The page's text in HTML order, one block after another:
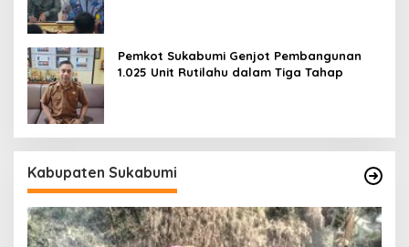
Pemkot Sukabumi Genjot Pembangunan
1.025 Unit Rutilahu dalam Tiga Tahap
Kabupaten Sukabumi